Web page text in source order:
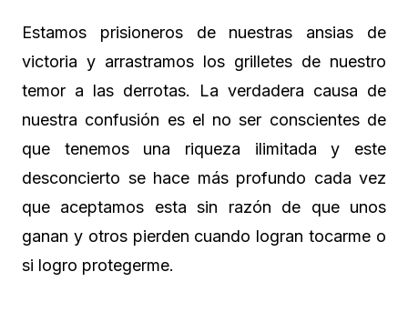
Estamos prisioneros de nuestras ansias de
victoria y arrastramos los grilletes de nuestro
temor a las derrotas. La verdadera causa de
nuestra confusión es el no ser conscientes de
que tenemos una riqueza ilimitada y este
desconcierto se hace más profundo cada vez
que aceptamos esta sin razón de que unos
ganan y otros pierden cuando logran tocarme o
si logro protegerme.